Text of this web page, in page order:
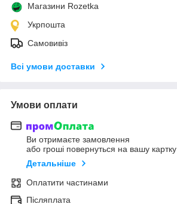
Магазини Rozetka
Укрпошта
Самовивіз
Всі умови доставки
Умови оплати
Ви отримаєте замовлення
або гроші повернуться на вашу картку
Детальніше
Оплатити частинами
Післяплата